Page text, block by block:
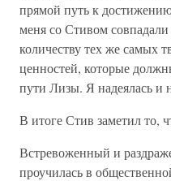
прямой путь к
меня со Стивом
количеству тех же самых
ценностей, которые
пути Лизы. Я надеялась и
В итоге Стив заметил то,
Встревоженный и
проучилась в